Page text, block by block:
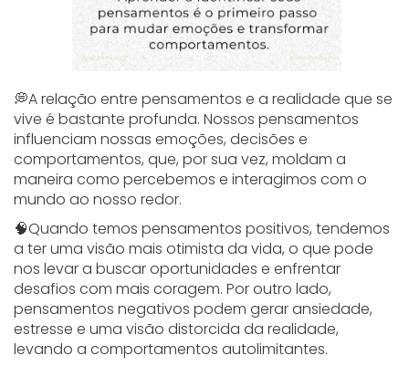
💭A relação entre pensamentos e a realidade que se
vive é bastante profunda. Nossos pensamentos
influenciam nossas emoções, decisões e
comportamentos, que, por sua vez, moldam a
maneira como percebemos e interagimos com o
mundo ao nosso redor.
🧠Quando temos pensamentos positivos, tendemos
a ter uma visão mais otimista da vida, o que pode
nos levar a buscar oportunidades e enfrentar
desafios com mais coragem. Por outro lado,
pensamentos negativos podem gerar ansiedade,
estresse e uma visão distorcida da realidade,
levando a comportamentos autolimitantes.